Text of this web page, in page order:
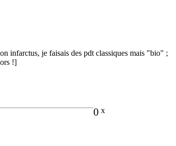
infarctus, je faisais des pdt classiques mais "bio" ;
!]
0 x